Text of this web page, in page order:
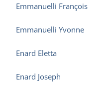
Emmanuelli François
Emmanuelli Yvonne
Enard Eletta
Enard Joseph